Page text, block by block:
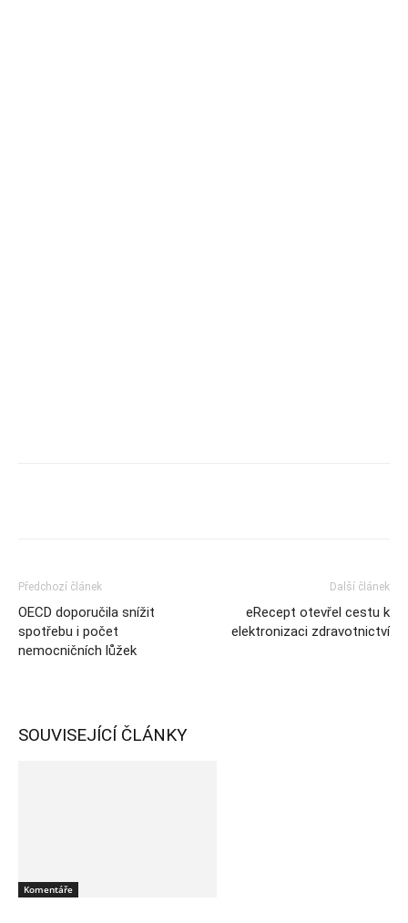
Předchozí článek
OECD doporučila snížit
spotřebu i počet
nemocničních lůžek
Další článek
eRecept otevřel cestu k
elektronizaci zdravotnictví
SOUVISEJÍCÍ ČLÁNKY
Komentáře